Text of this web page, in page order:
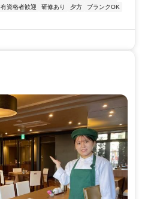
有資格者歓迎 研修あり 夕方
ブランクOK